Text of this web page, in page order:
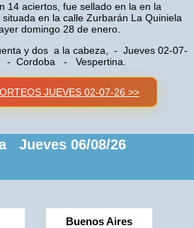
14 aciertos, fue sellado en la en la
en la calle Zurbarán La Quiniela
domingo 28 de enero.
y dos a la cabeza, - Jueves 02-07-
- Cordoba - Vespertina.
JUEVES 02-07-26 >>
Jueves 06/08/26
Buenos Aires